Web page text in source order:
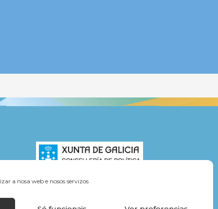
a nosa web e nosos servizos